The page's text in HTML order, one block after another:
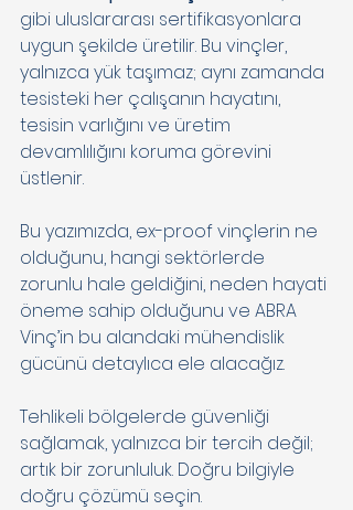
gibi uluslararası sertifikasyonlara
uygun şekilde üretilir. Bu vinçler,
yalnızca yük taşımaz; aynı zamanda
tesisteki her çalışanın hayatını,
tesisin varlığını ve üretim
devamlılığını koruma görevini
üstlenir.
Bu yazımızda, ex-proof vinçlerin ne
olduğunu, hangi sektörlerde
zorunlu hale geldiğini, neden hayati
öneme sahip olduğunu ve ABRA
Vinç’in bu alandaki mühendislik
gücünü detaylıca ele alacağız.
Tehlikeli bölgelerde güvenliği
sağlamak, yalnızca bir tercih değil;
artık bir zorunluluk. Doğru bilgiyle
doğru çözümü seçin.